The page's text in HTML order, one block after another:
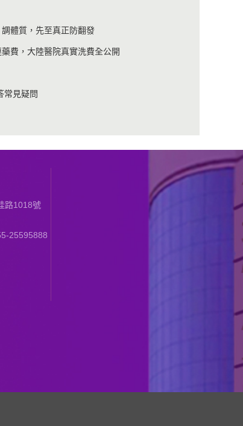
體質，先至真正防翻發
費，大陸醫院真實洗費全公開
常見疑問
路1018號
25595888